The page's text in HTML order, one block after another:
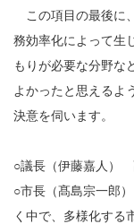
この項目の最後に
務効率化によって生
もりが必要な分野な
よかったと思えるよ
決意を伺います。
○議長（伊藤嘉人）
○市長（髙島宗一郎
く中で、多様化する